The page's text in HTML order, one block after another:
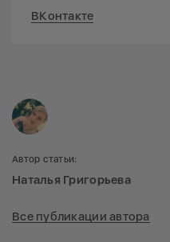
ВКонтакте
Автор статьи:
Наталья Григорьева
Все публикации автора